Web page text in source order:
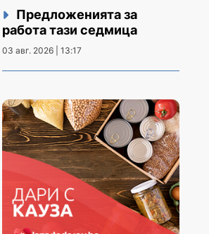
Предложенията за
работа тази седмица
03 авг. 2026 | 13:17